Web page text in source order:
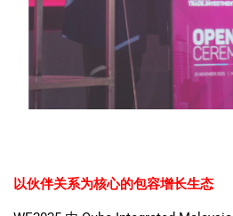
以伙伴关系为核心的包容增长生态